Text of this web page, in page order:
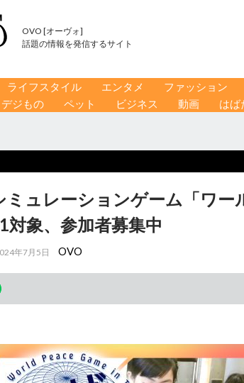
OVO [オーヴォ]
話題の情報を発信するサイト
ライフスタイル エンタメ ファッション
デジもの ペット ビジネス 動画 はば
ミュレーションゲーム「ワー
象、参加者募集中
年7月5日 OVO